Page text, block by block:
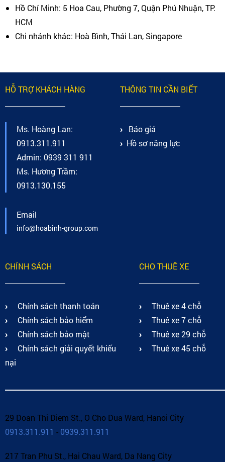
Hồ Chí Minh: 5 Hoa Cau, Phường 7, Quận Phú Nhuận, TP.
HCM
Chi nhánh khác: Hoà Bình, Thái Lan, Singapore
HỖ TRỢ KHÁCH HÀNG
Ms. Hoàng Lan:
0913.311.911
Admin: 0939 311 911
Ms. Hương Trầm:
0913.130.155
Email
info@hoabinh-group.com
THÔNG TIN CẦN BIẾT
Báo giá
Hồ sơ năng lực
CHÍNH SÁCH
Chính sách thanh toán
Chính sách bảo hiểm
Chính sách bảo mật
Chính sách giải quyết khiếu
nại
CHO THUÊ XE
Thuê xe 4 chỗ
Thuê xe 7 chỗ
Thuê xe 29 chỗ
Thuê xe 45 chỗ
29 Doan Thi Diem St., O Cho Dua Ward, Hanoi City
0913.311.911 - 0939.311.911
217 Tran Phu St., Hai Chau Ward, Da Nang City